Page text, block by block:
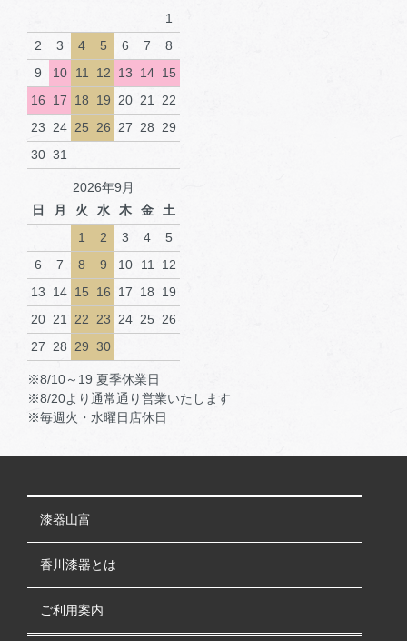
1
2
3 4 5 6 7
8
9
10 11 12 13 14 15
16
17 18 19 20 21 22
23 24 25 26 27 28 29
30 31
2026年9月
日
月 火 水 木 金
土
1
2 3 4
5
6
7 8 9 10 11
12
13
14 15 16 17 18
19
20 21 22 23 24 25 26
27 28 29 30
※8/10～19 夏季休業日
※8/20より通常通り営業いたします
※毎週火・水曜日店休日
漆器山富
香川漆器とは
ご利用案内